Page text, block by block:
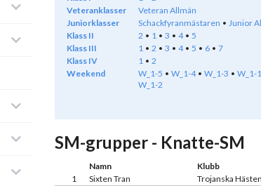
Veteranklasser
Veteran Allmän
Juniorklasser
Schackfyranmästaren
Junior
Klass II
2 1 3 4
5
Klass III
1 2 3 4 5 6
7
Klass IV
1
2
Weekend
W_1-5 W_1-4 W_1-3 W_1-1
W_1-2
SM-grupper - Knatte-SM
Namn Klubb
1
Sixten Tran Trojanska Hästen